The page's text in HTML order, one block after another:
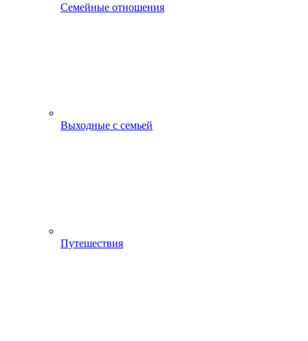
Семейные отношения
Выходные с семьей
Путешествия